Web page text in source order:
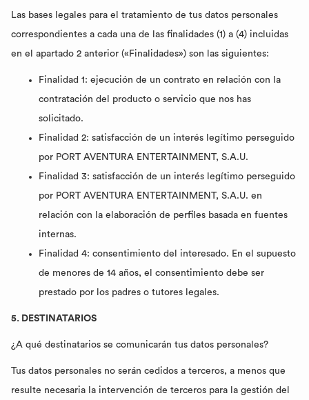
Las bases legales para el tratamiento de tus datos personales
correspondientes a cada una de las finalidades (1) a (4) incluidas
en el apartado 2 anterior («Finalidades») son las siguientes:
Finalidad 1: ejecución de un contrato en relación con la
contratación del producto o servicio que nos has
solicitado.
Finalidad 2: satisfacción de un interés legítimo perseguido
por PORT AVENTURA ENTERTAINMENT, S.A.U.
Finalidad 3: satisfacción de un interés legítimo perseguido
por PORT AVENTURA ENTERTAINMENT, S.A.U. en
relación con la elaboración de perfiles basada en fuentes
internas.
Finalidad 4: consentimiento del interesado. En el supuesto
de menores de 14 años, el consentimiento debe ser
prestado por los padres o tutores legales.
5. DESTINATARIOS
¿A qué destinatarios se comunicarán tus datos personales?
Tus datos personales no serán cedidos a terceros, a menos que
resulte necesaria la intervención de terceros para la gestión del